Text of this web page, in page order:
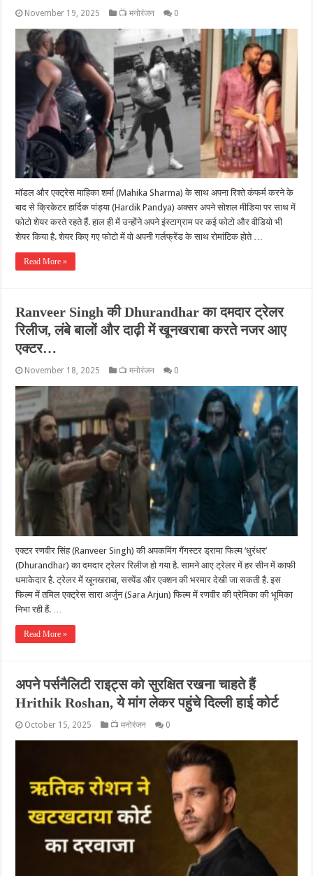
November 19, 2025 📺 मनोरंजन 0
मॉडल और एक्ट्रेस माहिका शर्मा (Mahika Sharma) के साथ अपना रिश्ते कंफर्म करने के
बाद से क्रिकेटर हार्दिक पांड्या (Hardik Pandya) अक्सर अपने सोशल मीडिया पर साथ में
फोटो शेयर करते रहते हैं. हाल ही में उन्होंने अपने इंस्टाग्राम पर कई फोटो और वीडियो भी
शेयर किया है. शेयर किए गए फोटो में वो अपनी गर्लफ्रेंड के साथ रोमांटिक होते …
Read More »
Ranveer Singh की Dhurandhar का दमदार ट्रेलर
रिलीज, लंबे बालों और दाढ़ी में खूनखराबा करते नजर आए
एक्टर…
November 18, 2025 📺 मनोरंजन 0
एक्टर रणवीर सिंह (Ranveer Singh) की अपकमिंग गैंगस्टर ड्रामा फिल्म ‘धुरंधर’
(Dhurandhar) का दमदार ट्रेलर रिलीज हो गया है. सामने आए ट्रेलर में हर सीन में काफी
धमाकेदार है. ट्रेलर में खूनखराबा, सस्पेंड और एक्शन की भरमार देखी जा सकती है. इस
फिल्म में तमिल एक्ट्रेस सारा अर्जुन (Sara Arjun) फिल्म में रणवीर की प्रेमिका की भूमिका
निभा रही हैं. …
Read More »
अपने पर्सनैलिटी राइट्स को सुरक्षित रखना चाहते हैं
Hrithik Roshan, ये मांग लेकर पहुंचे दिल्ली हाई कोर्ट
October 15, 2025 📺 मनोरंजन 0